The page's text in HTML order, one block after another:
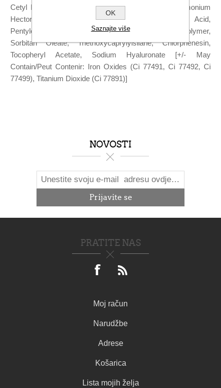
Cetyl Peg/Ppg-10/1 Dimethicone, Glycerin, Disteardimonium
Hectorite, Isododecane, Phenoxyethanol, Isostearic Acid,
Pentylene Glycol, Ethylene/Propylene/Styrene Copolymer,
Sorbitan Oleate, Triethoxycaprylylsilane, Chlorphenesin,
Tocopheryl Acetate, Sodium Hyaluronate [+/- May
Contain/Peut Contenir: Iron Oxides (Ci 77491, Ci 77492, Ci
77499), Titanium Dioxide (Ci 77891)]
NOVOSTI
PRATITE NAS
Moj račun
Narudžbe
Adrese
Košarica
Lista mojih želja
OK
Saznajte više